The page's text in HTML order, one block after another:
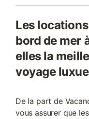
Les
bord de mer
elles la
voyage
De la part de
vous assurer que